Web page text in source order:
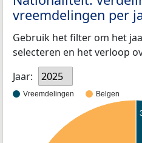
vreemdelingen per
Gebruik het filter om het
selecteren en het verloop
Jaar:
2025
Vreemdelingen Belgen